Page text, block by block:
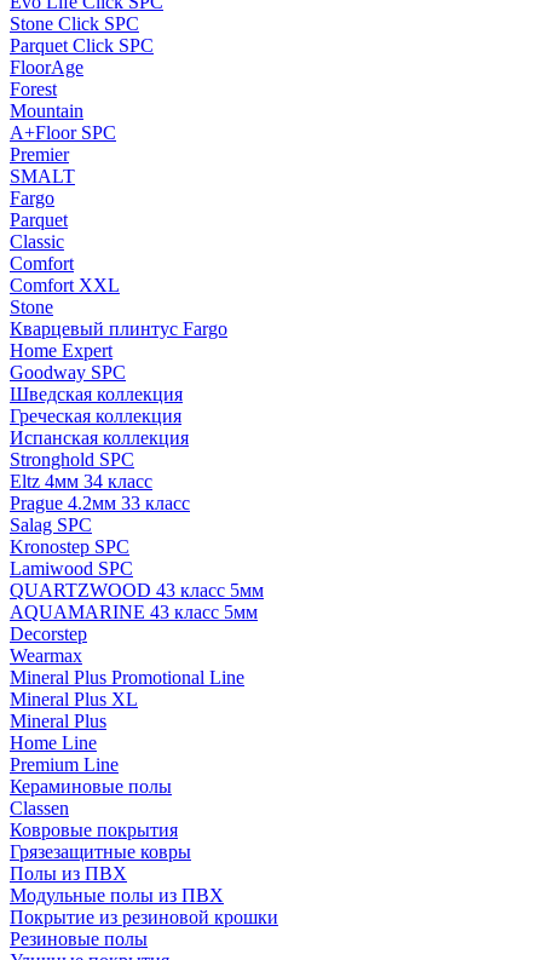
Stone Click SPC
Parquet Click SPC
FloorAge
Forest
Mountain
A+Floor SPC
Premier
SMALT
Fargo
Parquet
Classic
Comfort
Comfort XXL
Stone
Кварцевый плинтус Fargo
Home Expert
Goodway SPC
Шведская коллекция
Греческая коллекция
Испанская коллекция
Stronghold SPC
Eltz 4мм 34 класс
Prague 4.2мм 33 класс
Salag SPC
Kronostep SPC
Lamiwood SPC
QUARTZWOOD 43 класс 5мм
AQUAMARINE 43 класс 5мм
Decorstep
Wearmax
Mineral Plus Promotional Line
Mineral Plus XL
Mineral Plus
Home Line
Premium Line
Кераминовые полы
Classen
Ковровые покрытия
Грязезащитные ковры
Полы из ПВХ
Модульные полы из ПВХ
Покрытие из резиновой крошки
Резиновые полы